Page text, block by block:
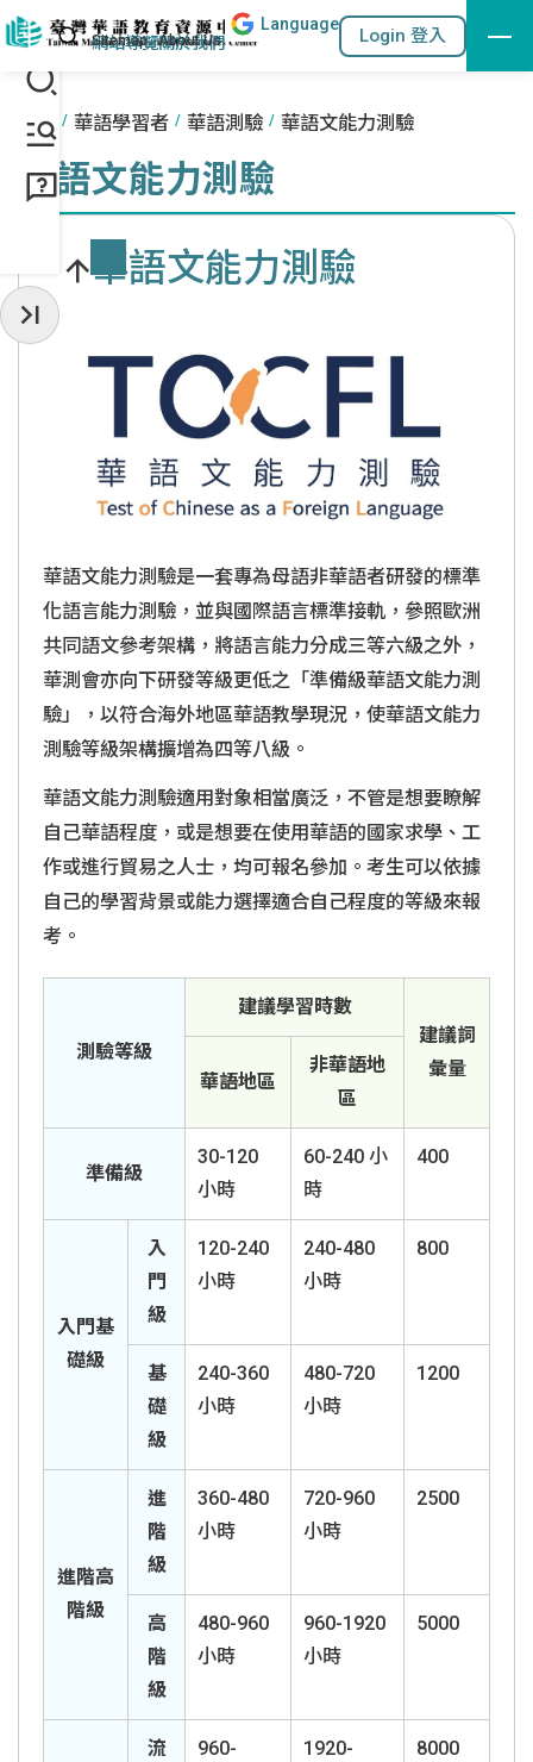
跳到主要內容區塊
::: 站內搜尋
網站導覽關於我們
Language
Login 登入
:::
首頁 華語學習者 華語測驗 華語文能力測驗
華語文能力測驗
華語文能力測驗
華語文能力測驗是一套專為母語非華語者研發的標準
化語言能力測驗，並與國際語言標準接軌，參照歐洲
共同語文參考架構，將語言能力分成三等六級之外，
華測會亦向下研發等級更低之「準備級華語文能力測
驗」，以符合海外地區華語教學現況，使華語文能力
測驗等級架構擴增為四等八級。
華語文能力測驗適用對象相當廣泛，不管是想要瞭解
自己華語程度，或是想要在使用華語的國家求學、工
作或進行貿易之人士，均可報名參加。考生可以依據
自己的學習背景或能力選擇適合自己程度的等級來報
考。
測驗等級
建議學習時數
建議詞
彙量
華語地區
非華語地
區
準備級
30-120
小時
60-240 小
時
400
入門基
礎級
入
門
級
120-240
小時
240-480
小時
800
基
礎
級
240-360
小時
480-720
小時
1200
進階高
階級
進
階
級
360-480
小時
720-960
小時
2500
高
階
級
480-960
小時
960-1920
小時
5000
流
960-
1920-
8000
收起常用服務